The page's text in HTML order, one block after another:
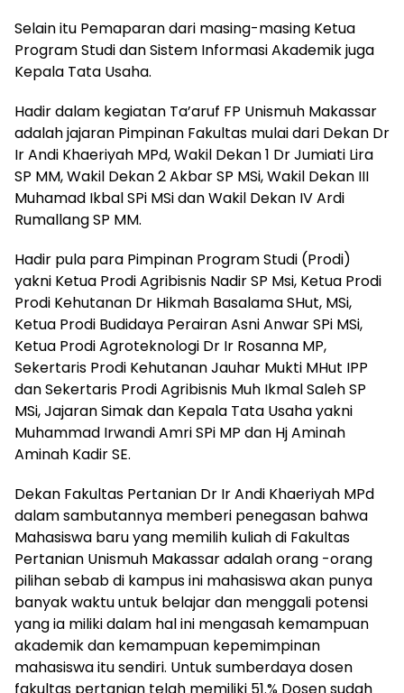
Selain itu Pemaparan dari masing-masing Ketua
Program Studi dan Sistem Informasi Akademik juga
Kepala Tata Usaha.
Hadir dalam kegiatan Ta’aruf FP Unismuh Makassar
adalah jajaran Pimpinan Fakultas mulai dari Dekan Dr
Ir Andi Khaeriyah MPd, Wakil Dekan 1 Dr Jumiati Lira
SP MM, Wakil Dekan 2 Akbar SP MSi, Wakil Dekan III
Muhamad Ikbal SPi MSi dan Wakil Dekan IV Ardi
Rumallang SP MM.
Hadir pula para Pimpinan Program Studi (Prodi)
yakni Ketua Prodi Agribisnis Nadir SP Msi, Ketua Prodi
Prodi Kehutanan Dr Hikmah Basalama SHut, MSi,
Ketua Prodi Budidaya Perairan Asni Anwar SPi MSi,
Ketua Prodi Agroteknologi Dr Ir Rosanna MP,
Sekertaris Prodi Kehutanan Jauhar Mukti MHut IPP
dan Sekertaris Prodi Agribisnis Muh Ikmal Saleh SP
MSi, Jajaran Simak dan Kepala Tata Usaha yakni
Muhammad Irwandi Amri SPi MP dan Hj Aminah
Aminah Kadir SE.
Dekan Fakultas Pertanian Dr Ir Andi Khaeriyah MPd
dalam sambutannya memberi penegasan bahwa
Mahasiswa baru yang memilih kuliah di Fakultas
Pertanian Unismuh Makassar adalah orang -orang
pilihan sebab di kampus ini mahasiswa akan punya
banyak waktu untuk belajar dan menggali potensi
yang ia miliki dalam hal ini mengasah kemampuan
akademik dan kemampuan kepemimpinan
mahasiswa itu sendiri. Untuk sumberdaya dosen
fakultas pertanian telah memiliki 51.% Dosen sudah